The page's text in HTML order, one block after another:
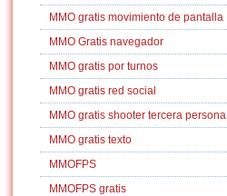
MMO gratis movimiento de pantalla
MMO Gratis navegador
MMO gratis por turnos
MMO gratis red social
MMO gratis shooter tercera persona
MMO gratis texto
MMOFPS
MMOFPS gratis